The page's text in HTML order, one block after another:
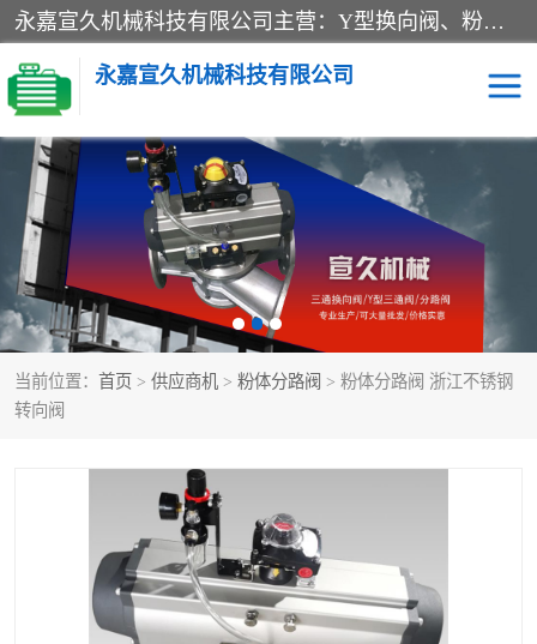
永嘉宣久机械科技有限公司主营：Y型换向阀、粉体换向阀、板式换向阀、三通换向阀、三通换向器、三通分路阀、管路换向阀等产品及服务。
永嘉宣久机械科技有限公司
当前位置： 首页 > 供应商机 > 粉体分路阀 > 粉体分路阀 浙江不锈钢
转向阀
换向阀 Y型换向阀
板式换向阀 粉料换向阀
粉体换向阀 管道换向阀
管路换向阀 三通换向阀
气动三通阀 不锈钢三通阀
Y型转向阀 翻板转向阀